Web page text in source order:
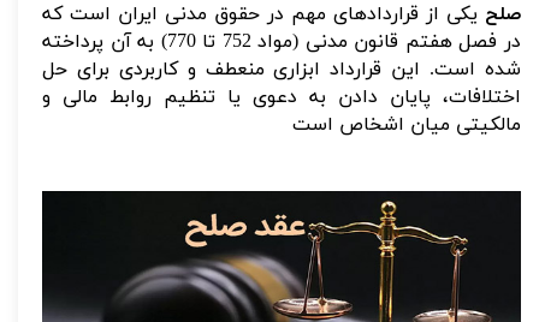
صلح یکی از قراردادهای مهم در حقوق مدنی ایران است که
در فصل هفتم قانون مدنی (مواد 752 تا 770) به آن پرداخته
شده است. این قرارداد ابزاری منعطف و کاربردی برای حل
اختلافات، پایان دادن به دعوی یا تنظیم روابط مالی و
مالکیتی میان اشخاص است